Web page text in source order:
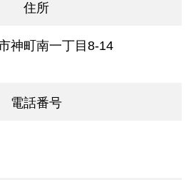
住所
神町南一丁目8-14
電話番号